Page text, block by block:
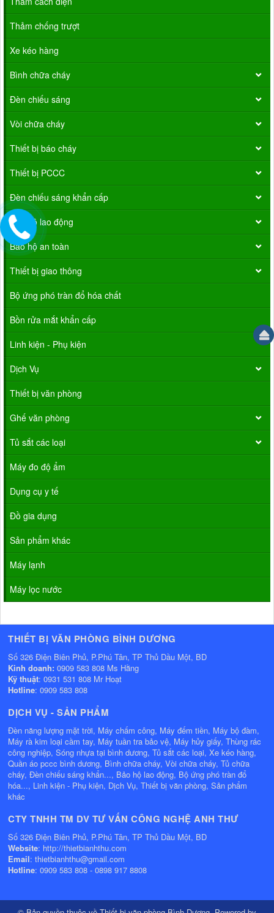
Thảm chống trượt
Xe kéo hàng
Bình chữa cháy
Đèn chiếu sáng
Vòi chữa cháy
Thiết bị báo cháy
Thiết bị PCCC
Đèn chiếu sáng khẩn cấp
Bảo hộ lao động
Bảo hộ an toàn
Thiết bị giao thông
Bộ ứng phó tràn đổ hóa chất
Bồn rửa mắt khẩn cấp
Linh kiện - Phụ kiện
Dịch Vụ
Thiết bị văn phòng
Ghế văn phòng
Tủ sắt các loại
Máy đo độ ẩm
Dụng cụ y tế
Đồ gia dụng
Sản phẩm khác
Máy lạnh
Máy lọc nước
THIẾT BỊ VĂN PHÒNG BÌNH DƯƠNG
Số 326 Điện Biên Phủ, P.Phú Tân, TP Thủ Dầu Một, BD
Kinh doanh: 0909 583 808 Ms Hằng
Kỹ thuật: 0931 531 808 Mr Hoạt
Hotline: 0909 583 808
DỊCH VỤ - SẢN PHẨM
Đèn năng lượng mặt trời, Máy chấm công, Máy đếm tiền, Máy bộ đàm,
Máy rà kim loại cầm tay, Máy tuần tra bảo vệ, Máy hủy giấy, Thùng rác
công nghiệp, Sóng nhựa tại bình dương, Tủ sắt các loại, Xe kéo hàng,
Quần áo pccc bình dương, Bình chữa cháy, Vòi chữa cháy, Tủ chữa
cháy, Đèn chiếu sáng khẩn..., Bảo hộ lao động, Bộ ứng phó tràn đổ
hóa..., Linh kiện - Phụ kiện, Dịch Vụ, Thiết bị văn phòng, Sản phẩm
khác
CTY TNHH TM DV TƯ VẤN CÔNG NGHỆ ANH THƯ
Số 326 Điện Biên Phủ, P.Phú Tân, TP Thủ Dầu Một, BD
Website: http://thietbianhthu.com
Email: thietbianhthu@gmail.com
Hotline: 0909 583 808 - 0898 917 8808